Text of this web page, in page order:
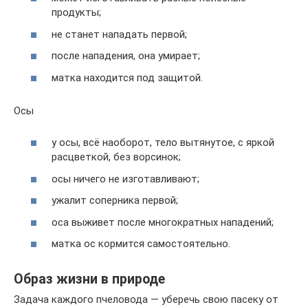
продукты;
не станет нападать первой;
после нападения, она умирает;
матка находится под защитой.
Осы
у осы, всё наоборот, тело вытянутое, с яркой
расцветкой, без ворсинок;
осы ничего не изготавливают;
ужалит соперника первой;
оса выживет после многократных нападений;
матка ос кормится самостоятельно.
Образ жизни в природе
Задача каждого пчеловода — уберечь свою пасеку от